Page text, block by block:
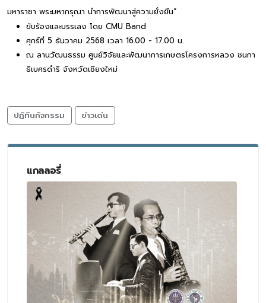
มหาราชา พระมหากรุณา นำการพัฒนาสู่ความยั่งยืน”
ขับร้องและบรรเลง โดย CMU Band
ศุกร์ที่ 5 ธันวาคม 2568 เวลา 16.00 - 17.00 น.
ณ ลานวัฒนธรรม ศูนย์วิจัยและพัฒนาการเกษตรโครงการหลวง ชนกา
ธิเบศรดำริ จังหวัดเชียงใหม่
ปฏิทินกิจกรรม ข่าวเด่น
แกลลอรี่